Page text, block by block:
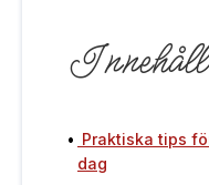
Innehåll
Praktiska tips
dag